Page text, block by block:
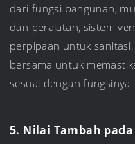
dari fungsi bangunan,
dan peralatan, sistem
perpipaan untuk
bersama untuk
sesuai dengan fungsinya.
5. Nilai Tambah